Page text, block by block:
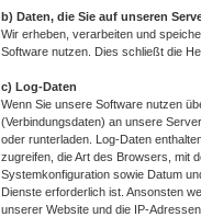
b) Daten, die Sie auf unseren
Wir erheben, verarbeiten und
Software nutzen. Dies schließt die
c) Log-Daten
Wenn Sie unsere Software nutzen
(Verbindungsdaten) an unsere
oder runterladen. Log-Daten
zugreifen, die Art des Browsers, mit
Systemkonfiguration sowie Datum
Dienste erforderlich ist. Ansonsten
unserer Website und die IP-